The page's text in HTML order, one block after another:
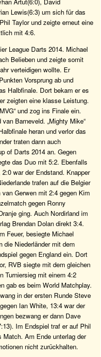
Lewis(6:3) um sich für das
Taylor und zeigte erneut eine
mit 4:6.
League Darts 2014. Michael
Belieben und zeigte somit
verteidigen wollte. Er
Vorsprung ab und
Halbfinale. Dort bekam er es
zeigten eine klasse Leistung.
und zog ins Finale ein.
Barneveld. „Mighty Mike“
heran und verlor das
traten dann auch
of Darts 2014 an. Gegen
das Duo mit 5:2. Ebenfalls
war der Endstand. Knapper
trafen auf die Belgier
Gerwen mit 2:4 gegen Kim
gegen Ronny
ging. Auch Nordirland im
Brendan Dolan direkt 3:4.
Feuer, besiegte Michael
die Niederländer mit dem
gegen England ein. Dort
RVB siegte mit dem gleichen
Turniersieg mit einem 4:2
gab es beim World Matchplay.
in der ersten Runde Steve
Ian White, 13:4 war der
bezwang er dann Dave
Im Endspiel traf er auf Phil
Am Ende unterlag der
nicht zurückhalten.